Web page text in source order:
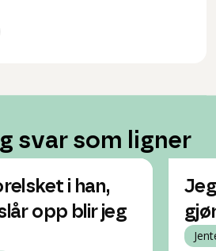
svar som ligner
i han,
opp blir jeg